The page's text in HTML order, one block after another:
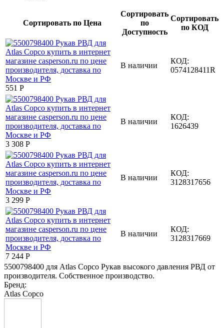
Сортировать по Цена
Сортировать
по
Доступность
Сортировать
по КОД
‍551‍ Р
В наличии
КОД:
0574128411R
3 308 Р
В наличии
КОД:
1626439
3 299 Р
В наличии
КОД:
3128317656
7 244 Р
В наличии
КОД:
3128317669
5500798400 для Atlas Copco Рукав высокого давления РВД от
производителя. Собственное производство.
Бренд:
Atlas Copco